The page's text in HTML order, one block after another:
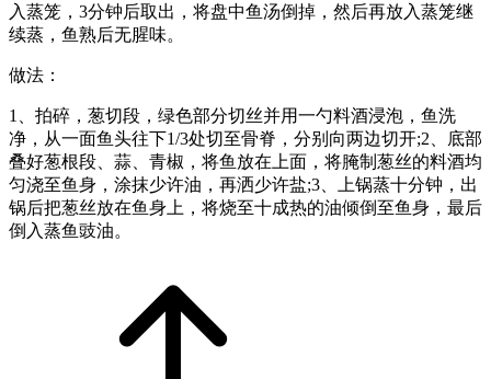
入蒸笼，3分钟后取出，将盘中鱼汤倒掉，然后再放入蒸笼继
续蒸，鱼熟后无腥味。
做法：
1、拍碎，葱切段，绿色部分切丝并用一勺料酒浸泡，鱼洗
净，从一面鱼头往下1/3处切至骨脊，分别向两边切开;2、底部
叠好葱根段、蒜、青椒，将鱼放在上面，将腌制葱丝的料酒均
匀浇至鱼身，涂抹少许油，再洒少许盐;3、上锅蒸十分钟，出
锅后把葱丝放在鱼身上，将烧至十成热的油倾倒至鱼身，最后
倒入蒸鱼豉油。